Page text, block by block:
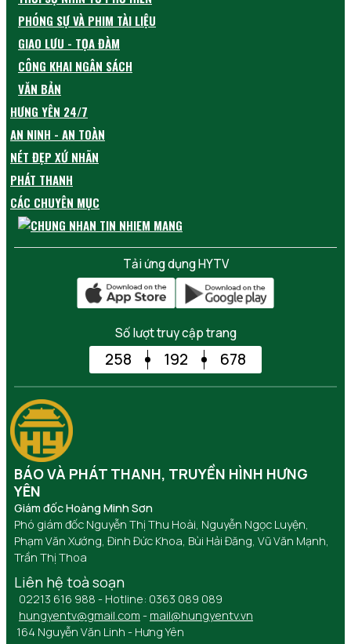
PHÓNG SỰ VÀ PHIM TÀI LIỆU
GIAO LƯU - TỌA ĐÀM
CÔNG KHAI NGÂN SÁCH
VĂN BẢN
HƯNG YÊN 24/7
AN NINH - AN TOÀN
NÉT ĐẸP XỨ NHÃN
PHÁT THANH
CÁC CHUYÊN MỤC
Tải ứng dụng HYTV
Số lượt truy cập trang
258 192 678
BÁO VÀ PHÁT THANH, TRUYỀN HÌNH HƯNG
YÊN
Giám đốc Hoàng Minh Sơn
Phó giám đốc Nguyễn Thị Thu Hoài, Nguyễn Ngọc Luyện,
Phạm Văn Xướng, Đinh Đức Khoa, Bùi Hải Đăng, Vũ Văn Mạnh,
Trần Thị Thoa
Liên hệ toà soạn
02213 616 988 - Hotline: 0363 089 089
hungyentv@gmail.com - mail@hungyentv.vn
164 Nguyễn Văn Linh - Hưng Yên